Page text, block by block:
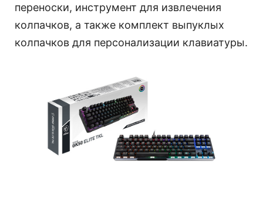
переноски, инструмент для извлечения
колпачков, а также комплект выпуклых
колпачков для персонализации клавиатуры.